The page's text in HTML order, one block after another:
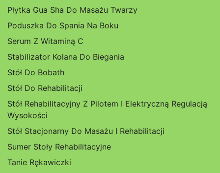
Płytka Gua Sha Do Masażu Twarzy
Poduszka Do Spania Na Boku
Serum Z Witaminą C
Stabilizator Kolana Do Biegania
Stół Do Bobath
Stół Do Rehabilitacji
Stół Rehabilitacyjny Z Pilotem I Elektryczną Regulacją
Wysokości
Stół Stacjonarny Do Masażu I Rehabilitacji
Sumer Stoły Rehabilitacyjne
Tanie Rękawiczki